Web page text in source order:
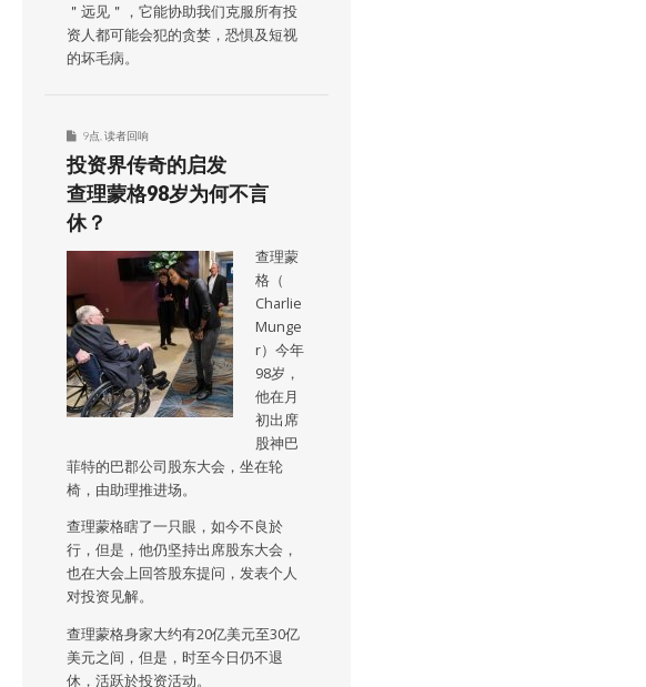
＂远见＂，它能协助我们克服所有投
资人都可能会犯的贪婪，恐惧及短视
的坏毛病。
9点 读者回响
投资界传奇的启发
查理蒙格98岁为何不言
休？
查理蒙
格（
Charlie
Munge
r）今年
98岁，
他在月
初出席
股神巴
菲特的巴郡公司股东大会，坐在轮
椅，由助理推进场。
查理蒙格瞎了一只眼，如今不良於
行，但是，他仍坚持出席股东大会，
也在大会上回答股东提问，发表个人
对投资见解。
查理蒙格身家大约有20亿美元至30亿
美元之间，但是，时至今日仍不退
休，活跃於投资活动。